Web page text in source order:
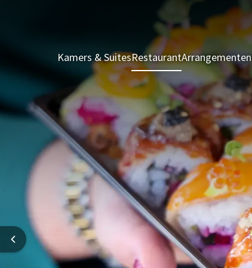
Kamers & SuitesRestaurantArrangementen